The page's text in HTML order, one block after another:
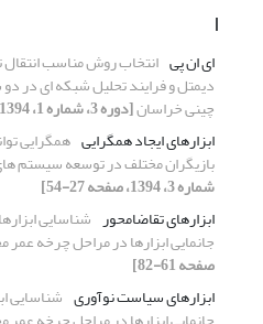
ا
ای ان پی انتخاب روش مناسب انتقال
دیمتل و فرایند تحلیل شبکه ای در
چینی خراسان[دوره 3، شماره 1، 1394، صفحه 75-100]
ابزارهای ایجاد همگرایی همگرایی
بازیگران مختلف در توسعه سیستم
شماره 3، 1394، صفحه 27-54]
ابزارهای تقاضامحور شناسایی
جانمایی ابزارها در مراحل چرخه
صفحه 61-82]
ابزارهای سیاست نوآوری شناسایی